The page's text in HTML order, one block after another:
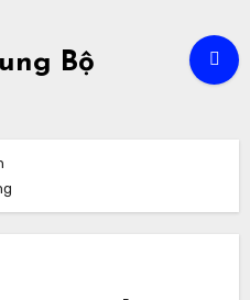
Bộ